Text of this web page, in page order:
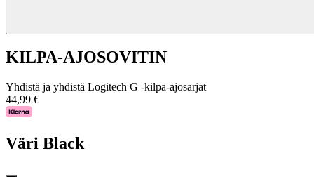
KILPA-AJOSOVITIN
Yhdistä ja yhdistä Logitech G -kilpa-ajosarjat
44,99 €
Väri Black